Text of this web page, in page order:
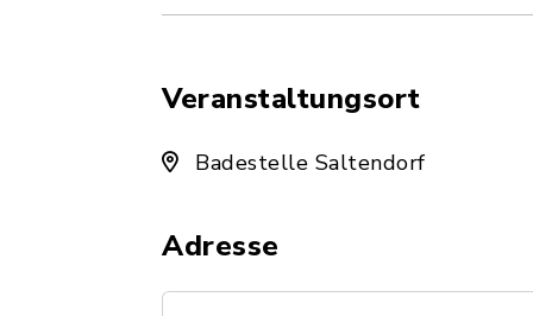
Veranstaltungsort
Badestelle Saltendorf
Adresse